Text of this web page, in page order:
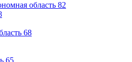
область 82
68
65